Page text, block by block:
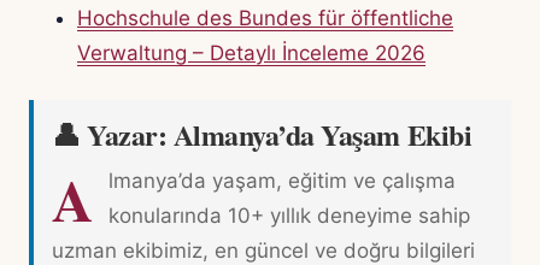
Hochschule des Bundes für öffentliche
Verwaltung – Detaylı İnceleme 2026
👤 Yazar: Almanya’da Yaşam Ekibi
A
lmanya’da yaşam, eğitim ve çalışma
konularında 10+ yıllık deneyime sahip
uzman ekibimiz, en güncel ve doğru bilgileri